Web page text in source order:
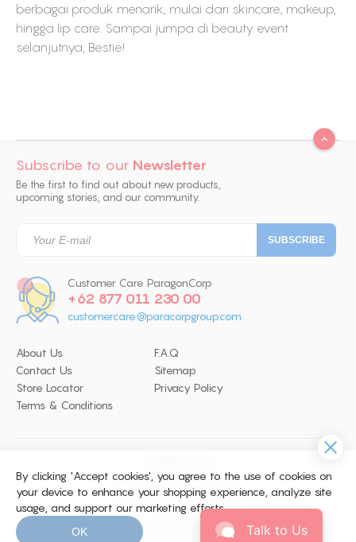
By clicking 'Accept cookies', you agree to the use of cookies on
your device to enhance your shopping experience, analyze site
usage, and support our marketing efforts.
OK
berbagai produk menarik, mulai dari skincare, makeup,
hingga lip care. Sampai jumpa di beauty event
selanjutnya, Bestie!
Subscribe to our Newsletter
Be the first to find out about new products,
upcoming stories, and our community.
Customer Care ParagonCorp
+62 877 011 230 00
customercare@paracorpgroup.com
About Us
F.A.Q
Contact Us
Sitemap
Store Locator
Privacy Policy
Terms & Conditions
© 2026 Copyright ParagonCorp. AllTalk to Us